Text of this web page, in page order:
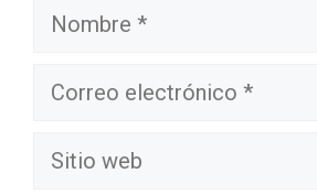
Nombre
Correo
Sitio